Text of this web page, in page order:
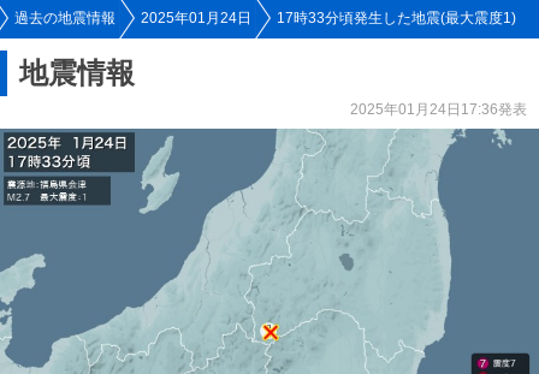
過去の地震情報 2025年01月24日 17時33分頃発生した地震(最大震度1)
地震情報
2025年01月24日17:36発表